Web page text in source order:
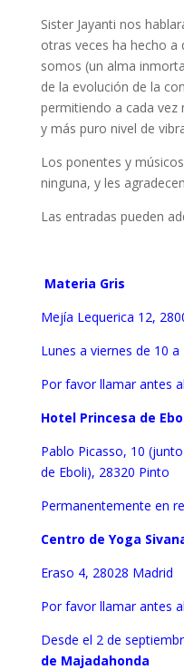
Sister Jayanti nos
otras veces ha hecho a
somos (un alma
de la evolución de la
permitiendo a cada
y más puro nivel de
Los ponentes y
ninguna, y les
Las entradas pueden
Materia Gris
Mejía Lequerica 12,
Lunes a viernes de 10 a
Por favor llamar antes
Hotel Princesa de
Pablo Picasso, 10
de Eboli), 28320 Pinto
Permanentemente en
Centro de Yoga
Eraso 4, 28028 Madrid
Por favor llamar antes
Desde el 2 de
de Majadahonda